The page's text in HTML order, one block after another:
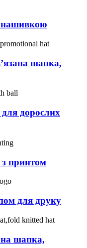
нашивкою
шапка,
дорослих
принтом
для друку
шапка,